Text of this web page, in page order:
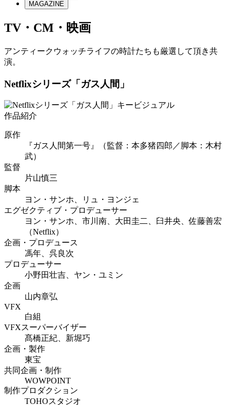
MAGAZINE
TV・CM・映画
アンティークウォッチライフの時計たちも厳選して頂き共
演。
Netflixシリーズ「ガス人間」
作品紹介
原作
『ガス人間第一号』（監督：本多猪四郎／脚本：木村
武）
監督
片山慎三
脚本
ヨン・サンホ、リュ・ヨンジェ
エグゼクティブ・プロデューサー
ヨン・サンホ、市川南、大田圭二、臼井央、佐藤善宏
（Netflix）
企画・プロデュース
馮年、呉良次
プロデューサー
小野田壮吉、ヤン・ユミン
企画
山内章弘
VFX
白組
VFXスーパーバイザー
髙橋正紀、新堀巧
企画・製作
東宝
共同企画・制作
WOWPOINT
制作プロダクション
TOHOスタジオ